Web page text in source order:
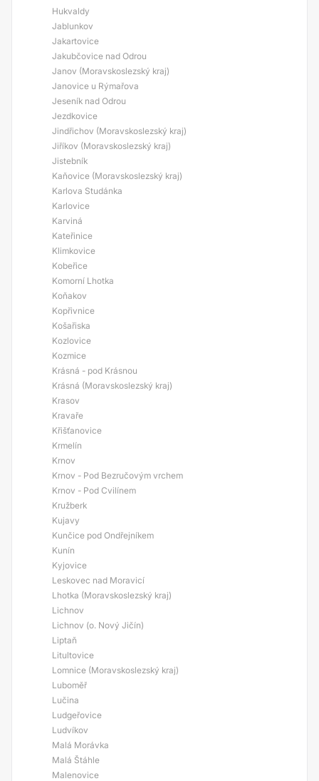
Hukvaldy
Jablunkov
Jakartovice
Jakubčovice nad Odrou
Janov (Moravskoslezský kraj)
Janovice u Rýmařova
Jeseník nad Odrou
Jezdkovice
Jindřichov (Moravskoslezský kraj)
Jiříkov (Moravskoslezský kraj)
Jistebník
Kaňovice (Moravskoslezský kraj)
Karlova Studánka
Karlovice
Karviná
Kateřinice
Klimkovice
Kobeřice
Komorní Lhotka
Koňakov
Kopřivnice
Košařiska
Kozlovice
Kozmice
Krásná - pod Krásnou
Krásná (Moravskoslezský kraj)
Krasov
Kravaře
Křišťanovice
Krmelín
Krnov
Krnov - Pod Bezručovým vrchem
Krnov - Pod Cvilínem
Kružberk
Kujavy
Kunčice pod Ondřejníkem
Kunín
Kyjovice
Leskovec nad Moravicí
Lhotka (Moravskoslezský kraj)
Lichnov
Lichnov (o. Nový Jičín)
Liptaň
Litultovice
Lomnice (Moravskoslezský kraj)
Luboměř
Lučina
Ludgeřovice
Ludvíkov
Malá Morávka
Malá Štáhle
Malenovice